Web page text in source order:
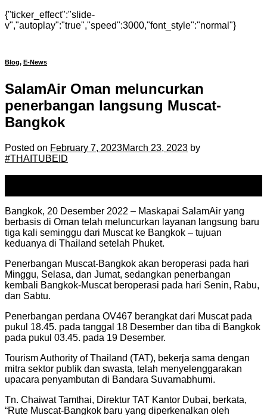
{"ticker_effect":"slide-
v","autoplay":"true","speed":3000,"font_style":"normal"}
Blog, E-News
SalamAir Oman meluncurkan
penerbangan langsung Muscat-
Bangkok
Posted on February 7, 2023March 23, 2023 by
#THAITUBEID
Bangkok, 20 Desember 2022 – Maskapai SalamAir yang
berbasis di Oman telah meluncurkan layanan langsung baru
tiga kali seminggu dari Muscat ke Bangkok – tujuan
keduanya di Thailand setelah Phuket.
Penerbangan Muscat-Bangkok akan beroperasi pada hari
Minggu, Selasa, dan Jumat, sedangkan penerbangan
kembali Bangkok-Muscat beroperasi pada hari Senin, Rabu,
dan Sabtu.
Penerbangan perdana OV467 berangkat dari Muscat pada
pukul 18.45. pada tanggal 18 Desember dan tiba di Bangkok
pada pukul 03.45. pada 19 Desember.
Tourism Authority of Thailand (TAT), bekerja sama dengan
mitra sektor publik dan swasta, telah menyelenggarakan
upacara penyambutan di Bandara Suvarnabhumi.
Tn. Chaiwat Tamthai, Direktur TAT Kantor Dubai, berkata,
“Rute Muscat-Bangkok baru yang diperkenalkan oleh